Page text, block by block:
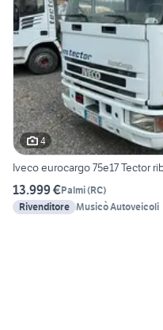
4
Iveco eurocargo 75e17 Tector
13.999 €Palmi(RC)
Rivenditore Musicò Autoveicoli